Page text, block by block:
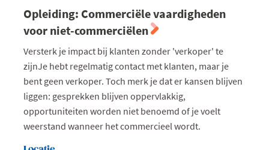
Opleiding: Commerciële vaardigheden
voor niet-commerciëlen
Versterk je impact bij klanten zonder 'verkoper' te
zijnJe hebt regelmatig contact met klanten, maar je
bent geen verkoper. Toch merk je dat er kansen blijven
liggen: gesprekken blijven oppervlakkig,
opportuniteiten worden niet benoemd of je voelt
weerstand wanneer het commercieel wordt.